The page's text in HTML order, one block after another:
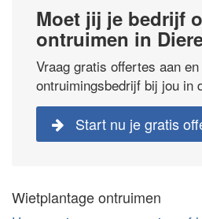
Moet jij je bedrijf
ontruimen in
Vraag gratis offertes aan
ontruimingsbedrijf bij jou in
Start nu je gratis
Wietplantage ontruimen